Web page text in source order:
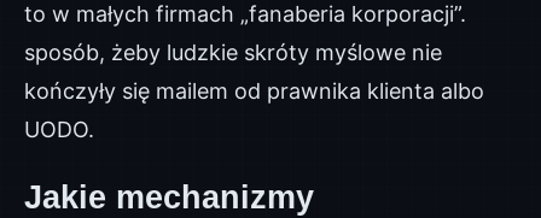
to w małych firmach „fanaberia korporacji”.
sposób, żeby ludzkie skróty myślowe nie
kończyły się mailem od prawnika klienta albo
UODO.
Jakie mechanizmy